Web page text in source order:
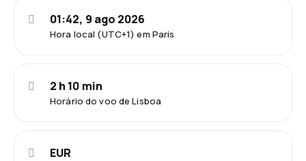
Hora local (UTC+1) em Paris
01:42, 9 ago 2026
Horário do voo de Lisboa
2 h 10 min
EUR